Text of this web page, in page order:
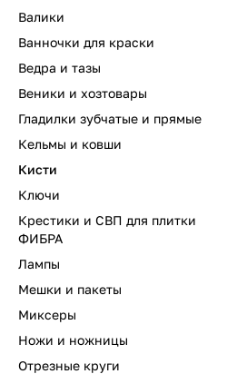
Валики
Ванночки для краски
Ведра и тазы
Веники и хозтовары
Гладилки зубчатые и прямые
Кельмы и ковши
Кисти
Ключи
Крестики и СВП для плитки
ФИБРА
Лампы
Мешки и пакеты
Миксеры
Ножи и ножницы
Отрезные круги